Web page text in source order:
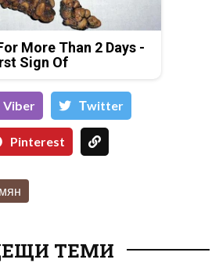
More Than 2 Days -
Sign Of
Viber Тwitter
Pinterest
ТЕМИ